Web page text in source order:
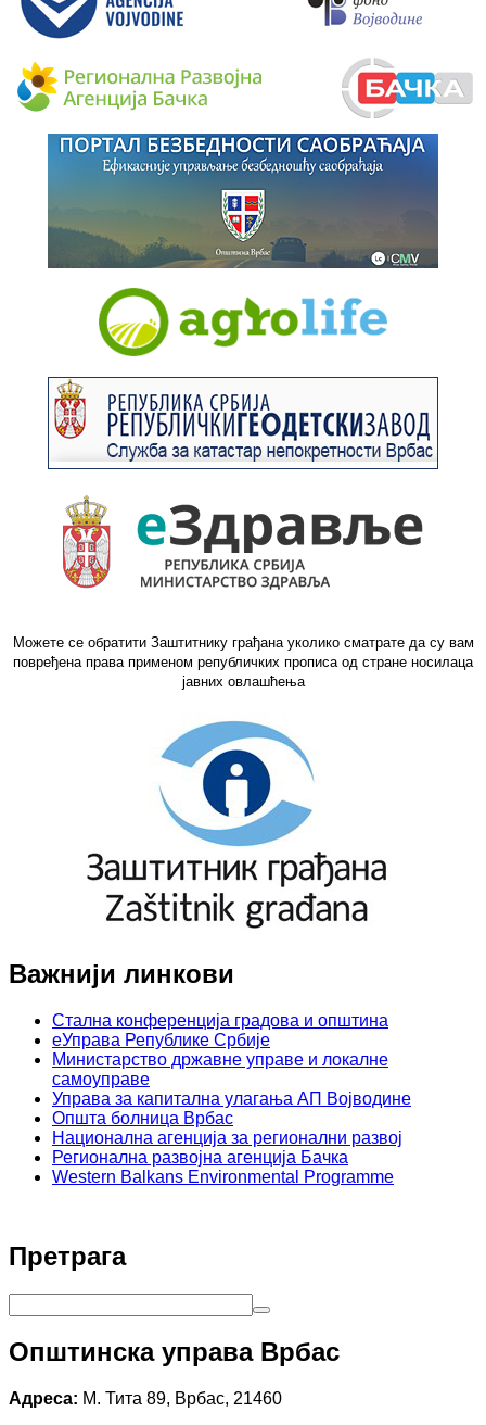
Можете се обратити Заштитнику грађана уколико сматрате да су вам
повређена права применом републичких прописа од стране носилаца
јавних овлашћења
Важнији линкови
Стална конференција градова и општина
еУправа Републике Србије
Министарство државне управе и локалне
самоуправе
Управа за капитална улагања АП Војводине
Општа болница Врбас
Национална агенција за регионални развој
Регионална развојна агенција Бачка
Western Balkans Environmental Programme
Претрага
Општинска управа Врбас
Адреса: М. Тита 89, Врбас, 21460